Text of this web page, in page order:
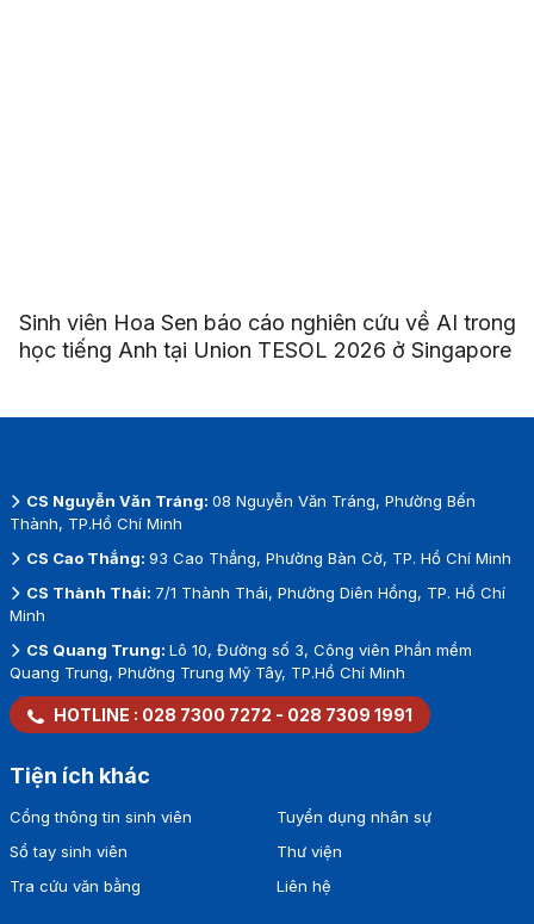
Sinh viên Hoa Sen báo cáo nghiên cứu về AI trong
học tiếng Anh tại Union TESOL 2026 ở Singapore
CS Nguyễn Văn Tráng: 08 Nguyễn Văn Tráng, Phường Bến
Thành, TP.Hồ Chí Minh
CS Cao Thắng: 93 Cao Thắng, Phường Bàn Cờ, TP. Hồ Chí Minh
CS Thành Thái: 7/1 Thành Thái, Phường Diên Hồng, TP. Hồ Chí
Minh
CS Quang Trung: Lô 10, Đường số 3, Công viên Phần mềm
Quang Trung, Phường Trung Mỹ Tây, TP.Hồ Chí Minh
HOTLINE : 028 7300 7272 - 028 7309 1991
Tiện ích khác
Cổng thông tin sinh viên
Sổ tay sinh viên
Tra cứu văn bằng
Tuyển dụng nhân sự
Thư viện
Liên hệ